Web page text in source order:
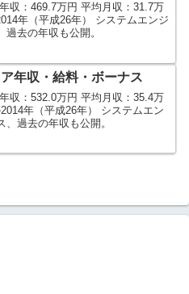
収：469.7万円 平均月収：31.7万
年（平成26年） システムエンジ
去の年収も公開。
年収・給料・ボーナス
収：532.0万円 平均月収：35.4万
年（平成26年） システムエン
過去の年収も公開。